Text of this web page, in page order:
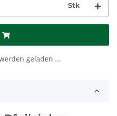
Stk
geladen ...